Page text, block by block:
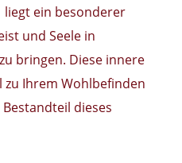
liegt ein besonderer
und Seele in
bringen. Diese innere
zu Ihrem Wohlbefinden
dieses